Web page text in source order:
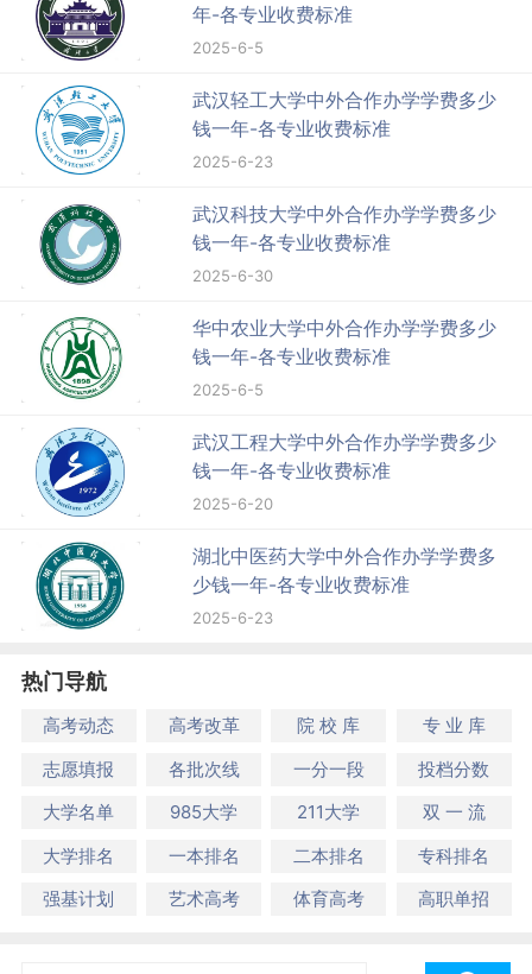
年-各专业收费标准
2025-6-5
武汉轻工大学中外合作办学学费多少
钱一年-各专业收费标准
2025-6-23
武汉科技大学中外合作办学学费多少
钱一年-各专业收费标准
2025-6-30
华中农业大学中外合作办学学费多少
钱一年-各专业收费标准
2025-6-5
武汉工程大学中外合作办学学费多少
钱一年-各专业收费标准
2025-6-20
湖北中医药大学中外合作办学学费多
少钱一年-各专业收费标准
2025-6-23
热门导航
高考动态 高考改革 院 校 库
专 业 库
志愿填报
各批次线 一分一段
投档分数
大学名单
985大学 211大学
双 一 流
大学排名
一本排名 二本排名
专科排名
强基计划
艺术高考 体育高考 高职单招